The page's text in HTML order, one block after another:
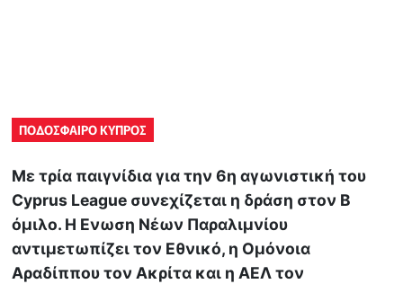
ΠΟΔΟΣΦΑΙΡΟ ΚΥΠΡΟΣ
Με τρία παιγνίδια για την 6η αγωνιστική του
Cyprus League συνεχίζεται η δράση στον Β
όμιλο. Η Ενωση Νέων Παραλιμνίου
αντιμετωπίζει τον Εθνικό, η Ομόνοια
Αραδίππου τον Ακρίτα και η ΑΕΛ τον